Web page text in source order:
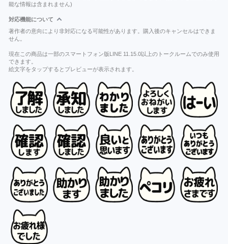
能な情報は含まれません)
対応機能について
著作者の意向により非対応になる可能性があります。購入後のキャンセルはできま
せん。
現在この商品は一部のスマートフォン版LINE 11.15.0以上のトークルームでのみ使用
できます。
絵文字をタップするとプレビューが表示されます。